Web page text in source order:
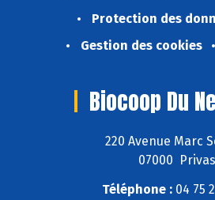
Protection des
Gestion des cookies
Biocoop Du
220 Avenue Marc
07000 Privas
Téléphone :04 75